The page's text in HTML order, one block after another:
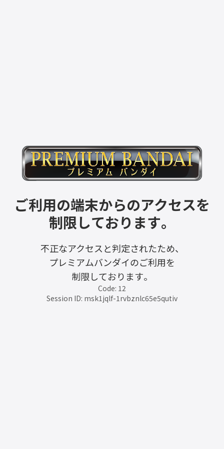
ご利用の端末からのアクセスを
制限しております。
不正なアクセスと判定されたため、
プレミアムバンダイのご利用を
制限しております。
Code: 12
Session ID: msk1jqlf-1rvbznlc65e5qutiv